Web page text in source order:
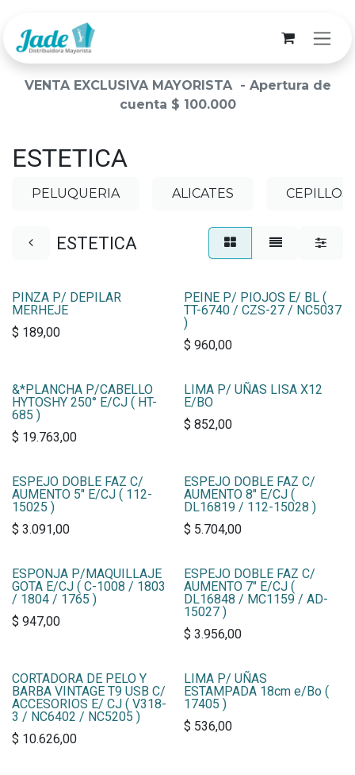
VENTA EXCLUSIVA MAYORISTA - Apertura de
cuenta $ 100.000
ESTETICA
PELUQUERIA ALICATES CEPILLOS
ESTETICA
PINZA P/ DEPILAR
MERHEJE
$ 189,00
PEINE P/ PIOJOS E/ BL (
TT-6740 / CZS-27 / NC5037
)
$ 960,00
&*PLANCHA P/CABELLO
HYTOSHY 250° E/CJ ( HT-
685 )
$ 19.763,00
LIMA P/ UÑAS LISA X12
E/BO
$ 852,00
ESPEJO DOBLE FAZ C/
AUMENTO 5" E/CJ ( 112-
15025 )
$ 3.091,00
ESPEJO DOBLE FAZ C/
AUMENTO 8" E/CJ (
DL16819 / 112-15028 )
$ 5.704,00
ESPONJA P/MAQUILLAJE
GOTA E/CJ ( C-1008 / 1803
/ 1804 / 1765 )
$ 947,00
ESPEJO DOBLE FAZ C/
AUMENTO 7" E/CJ (
DL16848 / MC1159 / AD-
15027 )
$ 3.956,00
CORTADORA DE PELO Y
BARBA VINTAGE T9 USB C/
ACCESORIOS E/ CJ ( V318-
3 / NC6402 / NC5205 )
$ 10.626,00
LIMA P/ UÑAS
ESTAMPADA 18cm e/Bo (
17405 )
$ 536,00